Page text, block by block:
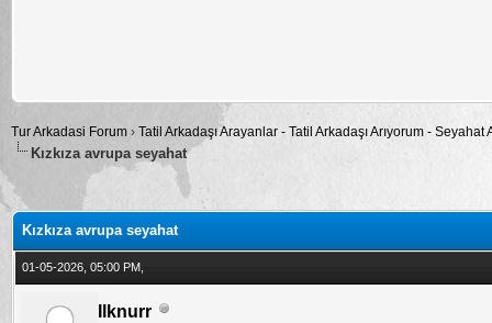
Tur Arkadasi Forum › Tatil Arkadaşı Arayanlar - Tatil Arkadaşı Arıyorum -
Kızkıza avrupa seyahat
0
Kızkıza avrupa seyahat
01-05-2026, 05:00 PM,
Ilknurr